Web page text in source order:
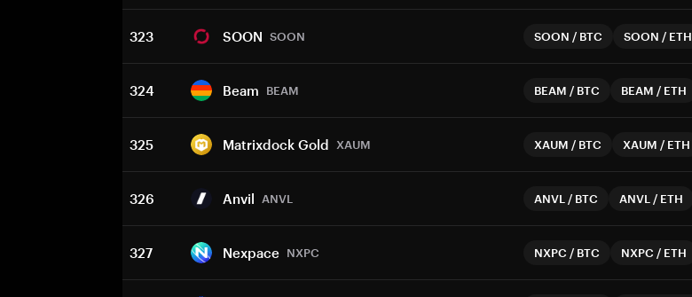
323 SOON SOON SOON / BTC SOON / ETH
324 Beam BEAM BEAM / BTC BEAM / ETH
325 Matrixdock Gold XAUM XAUM / BTC XAUM / ETH
326 Anvil ANVL ANVL / BTC ANVL / ETH
327 Nexpace NXPC NXPC / BTC NXPC / ETH